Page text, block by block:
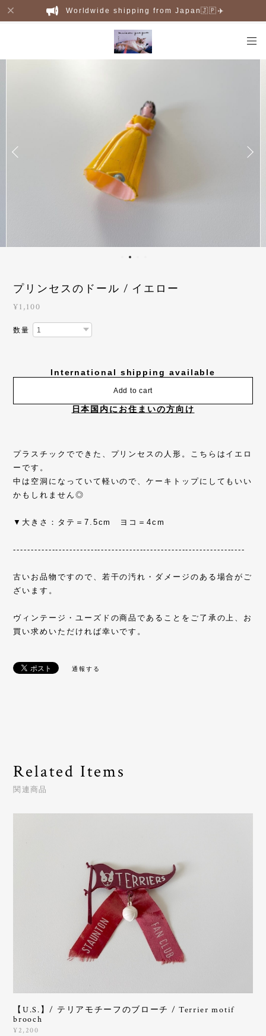
Worldwide shipping from Japan🇯🇵✈️
プリンセスのドール / イエロー
¥1,100
数量
International shipping available
Add to cart
日本国内にお住まいの方向け
プラスチックでできた、プリンセスの人形。こちらはイエロ
ーです。
中は空洞になっていて軽いので、ケーキトップにしてもいい
かもしれません◎
▼大きさ：タテ＝7.5cm ヨコ＝4cm
------------------------------------------------------------------
古いお品物ですので、若干の汚れ・ダメージのある場合がご
ざいます。
ヴィンテージ・ユーズドの商品であることをご了承の上、お
買い求めいただければ幸いです。
通報する
Related Items
関連商品
【U.S.】/ テリアモチーフのブローチ / Terrier motif
brooch
¥2,200